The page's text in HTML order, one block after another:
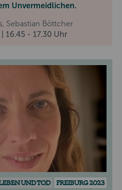
Unvermeidlichen.
Sebastian Böttcher
| 16.45 - 17.30 Uhr
UND TOD FREIBURG 2023